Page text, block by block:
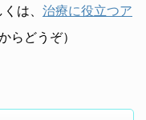
は、 治療に役立つア
らどうぞ）